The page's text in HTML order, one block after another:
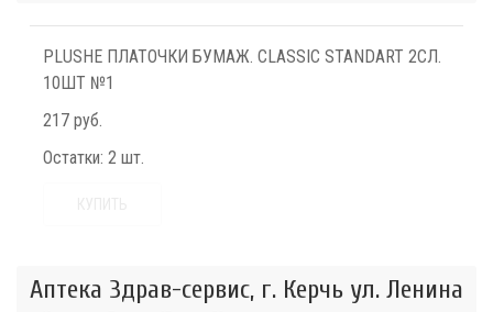
PLUSHE ПЛАТОЧКИ БУМАЖ. CLASSIC STANDART 2СЛ.
10ШТ №1
217 руб.
Остатки: 2 шт.
Аптека Здрав-сервис, г. Керчь ул. Ленина